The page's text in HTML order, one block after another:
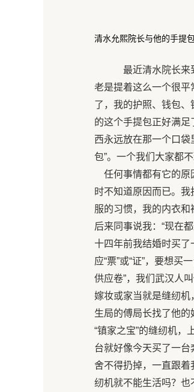
清水允熙院长与他的手提包
最近清水院长来
老是提着这么一个很平
了，我的护照、钱包
的这个手提包正好满
西永远放在那一个口
包”。一个我们大家都
任何事情都有它的原
时不知道原因而已。
服的习惯，我的内衣和
后来同事说我：“现在
十四年前我结婚时买了
应“票”或“证”，要想买
供应卷”，我们武汉人
嫁妆或家当就是缝纫机
生局的傅局长找了他的
“镇家之宝”的缝纫机，
台就好像今天买了一
舍不得扔掉，一直跟
纫机就不能生活吗？